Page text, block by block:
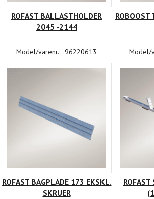
ROFAST BALLASTHOLDER
2045 -2144
Model/varenr.: 96220613
ROBOOST
Model/
ROFAST BAGPLADE 173 EKSKL.
SKRUER
ROFAST